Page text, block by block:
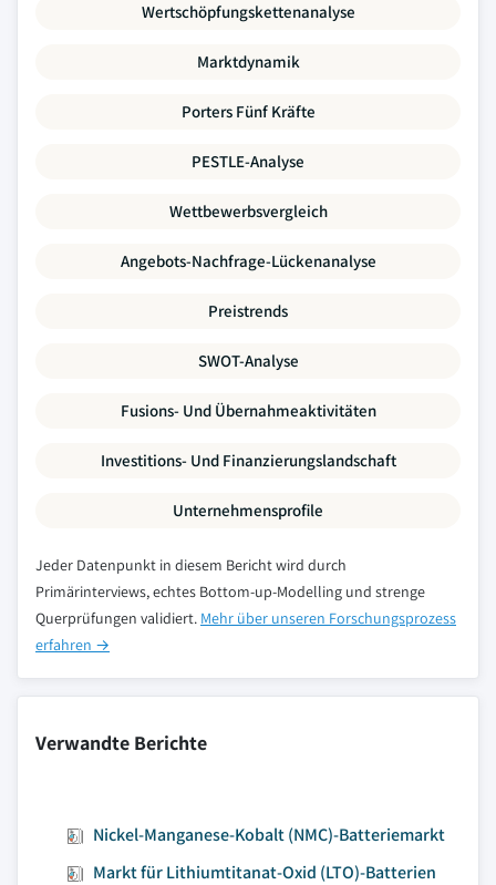
Wertschöpfungskettenanalyse
Marktdynamik
Porters Fünf Kräfte
PESTLE-Analyse
Wettbewerbsvergleich
Angebots-Nachfrage-Lückenanalyse
Preistrends
SWOT-Analyse
Fusions- Und Übernahmeaktivitäten
Investitions- Und Finanzierungslandschaft
Unternehmensprofile
Jeder Datenpunkt in diesem Bericht wird durch
Primärinterviews, echtes Bottom-up-Modelling und strenge
Querprüfungen validiert. Mehr über unseren Forschungsprozess
erfahren →
Verwandte Berichte
Nickel-Manganese-Kobalt (NMC)-Batteriemarkt
Markt für Lithiumtitanat-Oxid (LTO)-Batterien